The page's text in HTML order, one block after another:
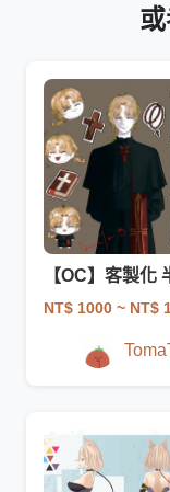
【OC】客製化
NT$ 1000 ~ NT$